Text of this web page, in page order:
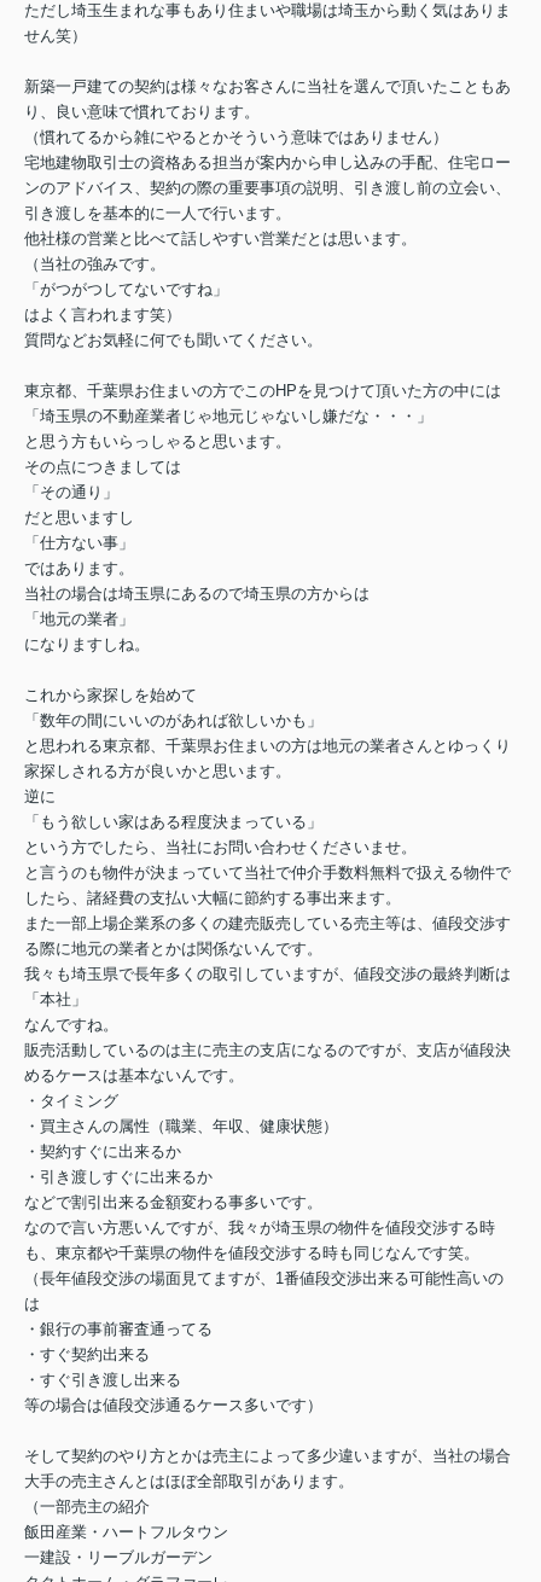
ただし埼玉生まれな事もあり住まいや職場は埼玉から動く気はありま
せん笑）
新築一戸建ての契約は様々なお客さんに当社を選んで頂いたこともあ
り、良い意味で慣れております。
（慣れてるから雑にやるとかそういう意味ではありません）
宅地建物取引士の資格ある担当が案内から申し込みの手配、住宅ロー
ンのアドバイス、契約の際の重要事項の説明、引き渡し前の立会い、
引き渡しを基本的に一人で行います。
他社様の営業と比べて話しやすい営業だとは思います。
（当社の強みです。
「がつがつしてないですね」
はよく言われます笑）
質問などお気軽に何でも聞いてください。
東京都、千葉県お住まいの方でこのHPを見つけて頂いた方の中には
「埼玉県の不動産業者じゃ地元じゃないし嫌だな・・・」
と思う方もいらっしゃると思います。
その点につきましては
「その通り」
だと思いますし
「仕方ない事」
ではあります。
当社の場合は埼玉県にあるので埼玉県の方からは
「地元の業者」
になりますしね。
これから家探しを始めて
「数年の間にいいのがあれば欲しいかも」
と思われる東京都、千葉県お住まいの方は地元の業者さんとゆっくり
家探しされる方が良いかと思います。
逆に
「もう欲しい家はある程度決まっている」
という方でしたら、当社にお問い合わせくださいませ。
と言うのも物件が決まっていて当社で仲介手数料無料で扱える物件で
したら、諸経費の支払い大幅に節約する事出来ます。
また一部上場企業系の多くの建売販売している売主等は、値段交渉す
る際に地元の業者とかは関係ないんです。
我々も埼玉県で長年多くの取引していますが、値段交渉の最終判断は
「本社」
なんですね。
販売活動しているのは主に売主の支店になるのですが、支店が値段決
めるケースは基本ないんです。
・タイミング
・買主さんの属性（職業、年収、健康状態）
・契約すぐに出来るか
・引き渡しすぐに出来るか
などで割引出来る金額変わる事多いです。
なので言い方悪いんですが、我々が埼玉県の物件を値段交渉する時
も、東京都や千葉県の物件を値段交渉する時も同じなんです笑。
（長年値段交渉の場面見てますが、1番値段交渉出来る可能性高いの
は
・銀行の事前審査通ってる
・すぐ契約出来る
・すぐ引き渡し出来る
等の場合は値段交渉通るケース多いです）
そして契約のやり方とかは売主によって多少違いますが、当社の場合
大手の売主さんとはほぼ全部取引があります。
（一部売主の紹介
飯田産業・ハートフルタウン
一建設・リーブルガーデン